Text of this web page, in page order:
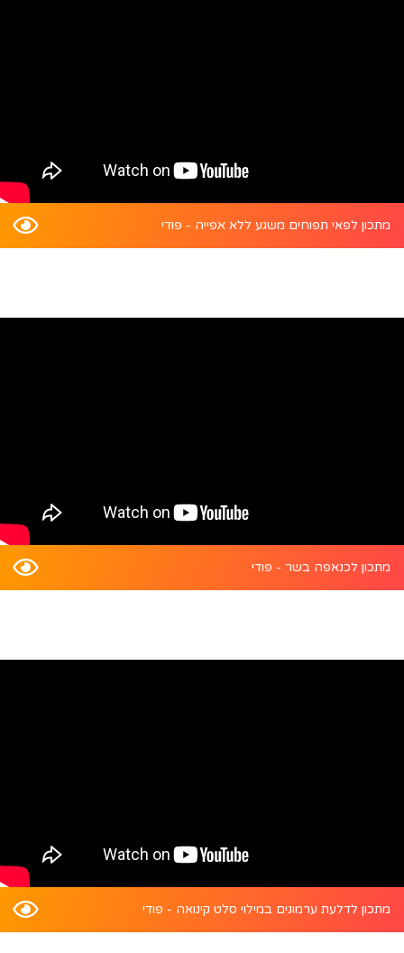
מתכון לפאי תפוחים משגע ללא אפייה - פודי
מתכון לכנאפה בשר - פודי
מתכון לדלעת ערמונים במילוי סלט קינואה - פודי
התקן את האפליקציה של פודיל